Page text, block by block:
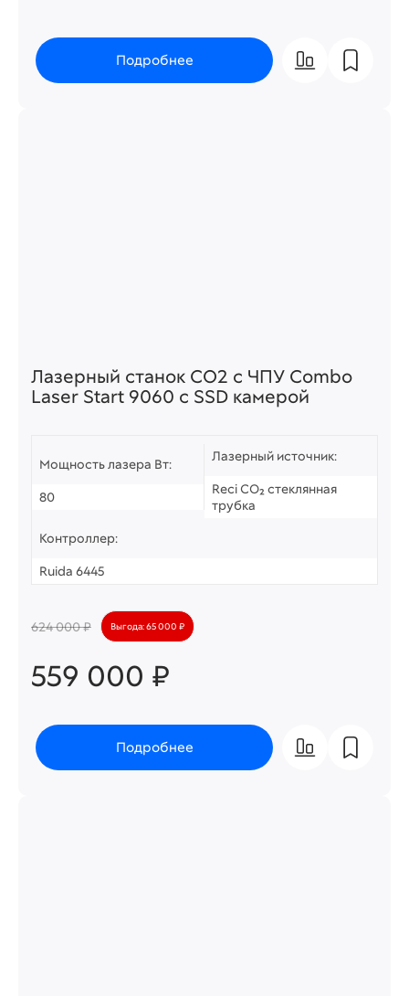
Подробнее
Лазерный станок СО2 c ЧПУ Combo
Laser Start 9060 с SSD камерой
Мощность лазера Вт:
80
Лазерный источник:
Reci CO₂ стеклянная
трубка
Контроллер:
Ruida 6445
624 000 ₽ Выгода: 65 000 ₽
559 000 ₽
Подробнее